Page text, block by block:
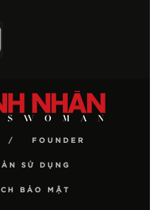
FOUNDER
SỬ DỤNG
BẢO MẬT